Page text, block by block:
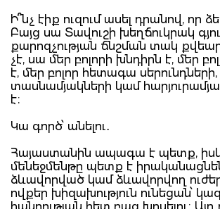
Ի՞նչ էիք ուզում ասել դրանով, որ
Բայց սա Տավուշի խեղճուկրակ
քարոզչության ճնշման տակ
չէ, սա մեր բոլորի խնդիրն է, մեր
է, մեր բոլոր հետագա
տասնամյակների կամ
է։
Կա գործ՝ անելու․
Հայաստանին ապագա է պետք,
մենեջմենթը պետք է
ձևավորված կամ ձևավորվող
ովքեր խիզախություն ունեցան՝